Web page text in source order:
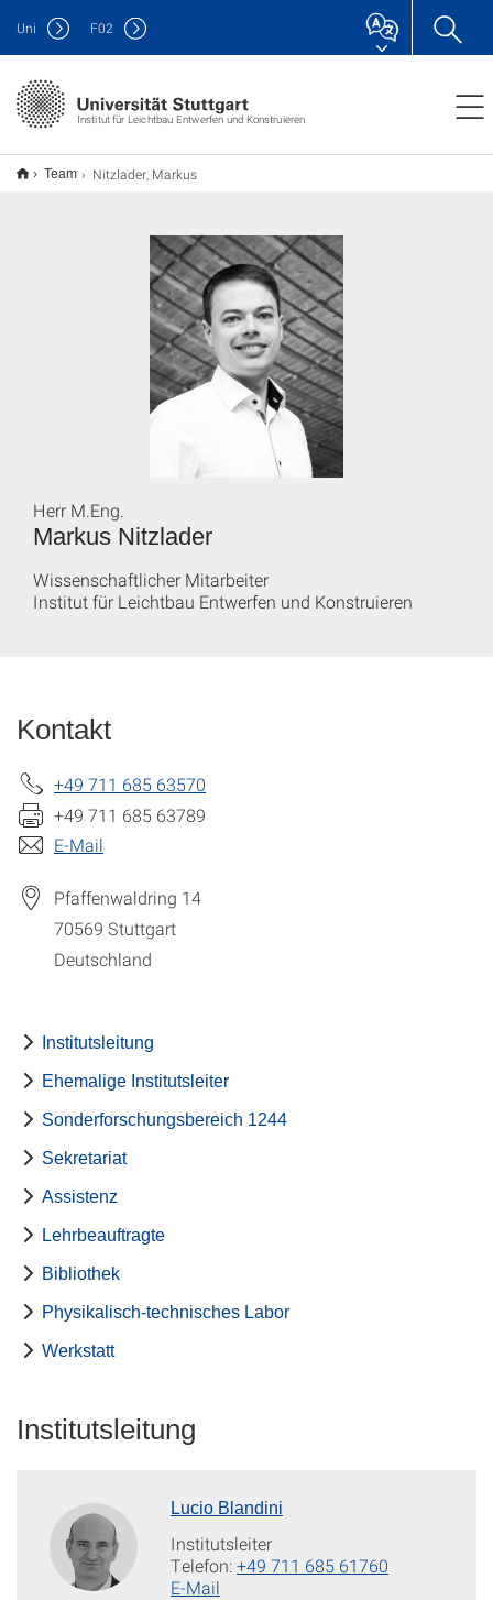
Institut für Leichtbau Entwerfen und Konstruieren
Uni F02
Team Nitzlader, Markus
Markus Nitzlader
Herr M.Eng.
Wissenschaftlicher Mitarbeiter
Institut für Leichtbau Entwerfen und Konstruieren
Kontakt
+49 711 685 63570
+49 711 685 63789
E-Mail
Pfaffenwaldring 14
70569 Stuttgart
Deutschland
Institutsleitung
Ehemalige Institutsleiter
Sonderforschungsbereich 1244
Sekretariat
Assistenz
Lehrbeauftragte
Bibliothek
Physikalisch-technisches Labor
Werkstatt
Institutsleitung
Lucio Blandini
Institutsleiter
Telefon:+49 711 685 61760
E-Mail